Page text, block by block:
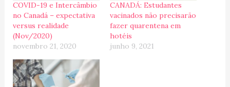
COVID-19 e Intercâmbio
no Canadá – expectativa
versus realidade
(Nov/2020)
novembro 21, 2020
CANADÁ: Estudantes
vacinados não precisarão
fazer quarentena em
hotéis
junho 9, 2021